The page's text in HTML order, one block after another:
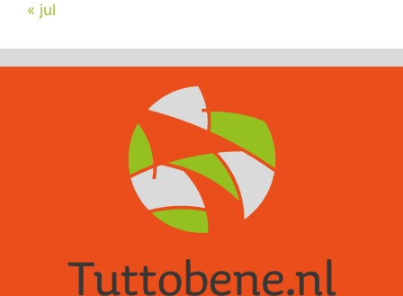
« jul